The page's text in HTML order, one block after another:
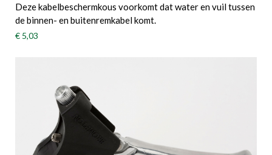
Deze kabelbeschermkous voorkomt dat water en vuil tussen
de binnen- en buitenremkabel komt.
€ 5,03